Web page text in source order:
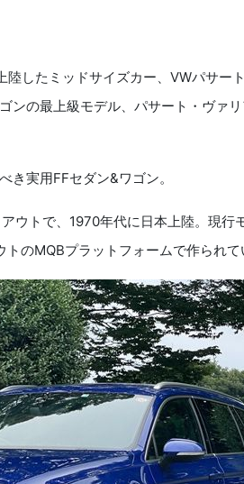
したミッドサイズカー、VWパサー
ンの最上級モデル、パサート・ヴァ
実用FFセダン&ワゴン。
トで、1970年代に日本上陸。現行
のMQBプラットフォームで作られて